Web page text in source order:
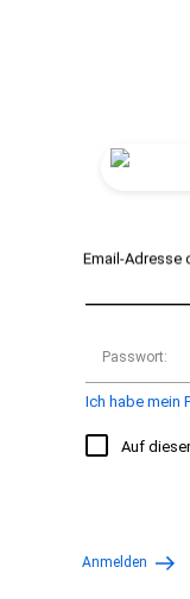
Email-Adresse
Passwort:
Ich habe mein
Auf
Anmelden